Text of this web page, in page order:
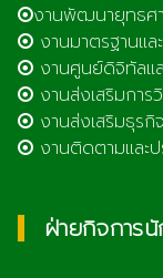
งานพัฒนายุทธศ
งานมาตรฐานแ
งานศูนย์ดิจิทัลแ
งานส่งเสริมกา
งานส่งเสริมธุรกิ
งานติดตามและ
ฝ่ายกิจการ